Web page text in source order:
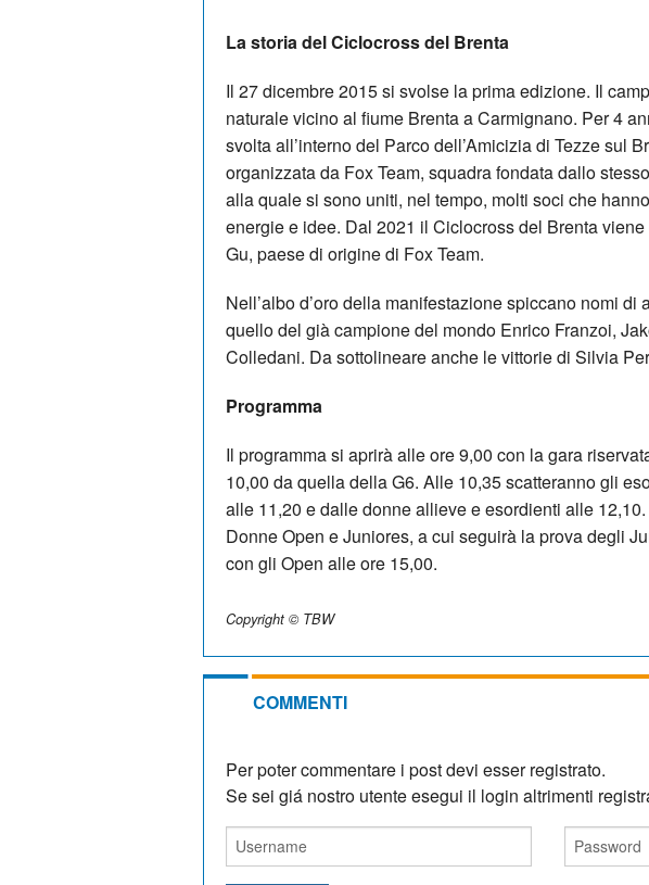
La storia del Ciclocross del Brenta
Il 27 dicembre 2015 si svolse la prima edizione. Il
naturale vicino al fiume Brenta a Carmignano. Per 4
svolta all’interno del Parco dell’Amicizia di Tezze sul
organizzata da Fox Team, squadra fondata dallo
alla quale si sono uniti, nel tempo, molti soci che
energie e idee. Dal 2021 il Ciclocross del Brenta
Gu, paese di origine di Fox Team.
Nell’albo d’oro della manifestazione spiccano nomi di
quello del già campione del mondo Enrico Franzoi,
Colledani. Da sottolineare anche le vittorie di Silvia
Programma
Il programma si aprirà alle ore 9,00 con la gara
10,00 da quella della G6. Alle 10,35 scatteranno gli
alle 11,20 e dalle donne allieve e esordienti alle
Donne Open e Juniores, a cui seguirà la prova degli
con gli Open alle ore 15,00.
Copyright © TBW
COMMENTI
Per poter commentare i post devi esser registrato.
Se sei giá nostro utente esegui il login altrimenti